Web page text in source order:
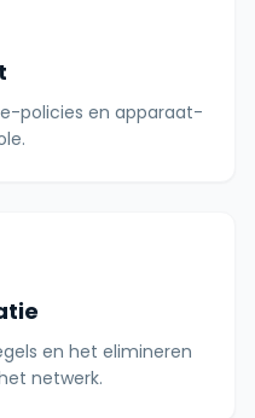
policies en apparaat-
en het elimineren
netwerk.